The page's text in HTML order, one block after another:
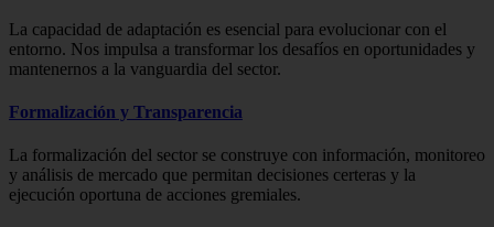
La capacidad de adaptación es esencial para evolucionar con el
entorno. Nos impulsa a transformar los desafíos en oportunidades y
mantenernos a la vanguardia del sector.
Formalización y Transparencia
La formalización del sector se construye con información, monitoreo
y análisis de mercado que permitan decisiones certeras y la
ejecución oportuna de acciones gremiales.